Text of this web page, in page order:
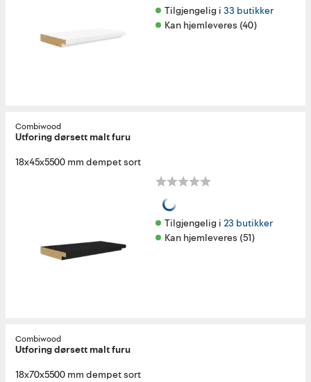
Tilgjengelig i 33 butikker
Kan hjemleveres (40)
Combiwood
Utforing dørsett malt furu
18x45x5500 mm dempet sort
Tilgjengelig i 23 butikker
Kan hjemleveres (51)
Combiwood
Utforing dørsett malt furu
18x70x5500 mm dempet sort